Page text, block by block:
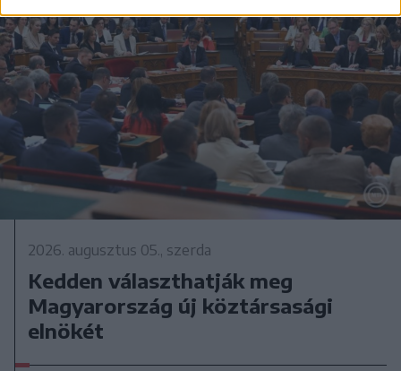
2026. augusztus 05., szerda
Kedden választhatják meg
Magyarország új köztársasági
elnökét